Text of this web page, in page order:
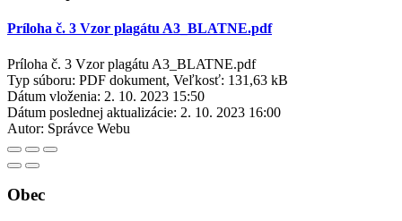
Príloha č. 3 Vzor plagátu A3_BLATNE.pdf
Príloha č. 3 Vzor plagátu A3_BLATNE.pdf
Typ súboru: PDF dokument, Veľkosť: 131,63 kB
Dátum vloženia: 2. 10. 2023 15:50
Dátum poslednej aktualizácie: 2. 10. 2023 16:00
Autor: Správce Webu
Obec